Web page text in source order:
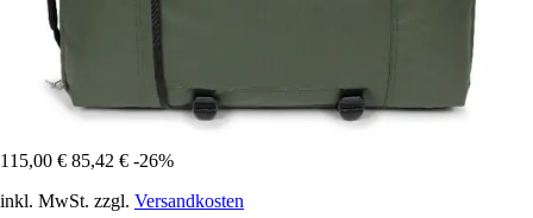
115,00 € 85,42 € -26%
inkl. MwSt. zzgl. Versandkosten